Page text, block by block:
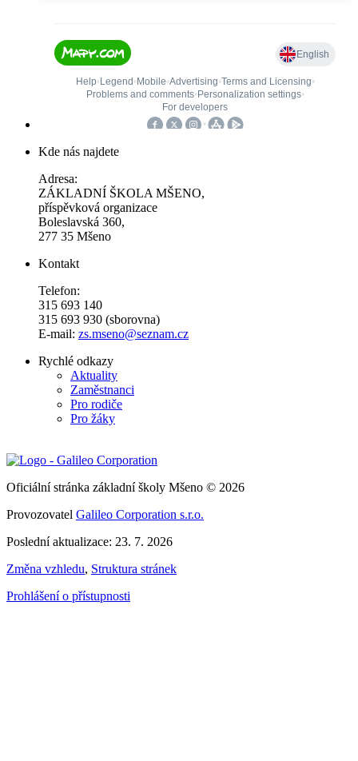
Kde nás najdete
Adresa:
ZÁKLADNÍ ŠKOLA MŠENO,
příspěvková organizace
Boleslavská 360,
277 35 Mšeno
Kontakt
Telefon:
315 693 140
315 693 930 (sborovna)
E-mail: zs.mseno@seznam.cz
Rychlé odkazy
Aktuality
Zaměstnanci
Pro rodiče
Pro žáky
Oficiální stránka základní školy Mšeno © 2026
Provozovatel Galileo Corporation s.r.o.
Poslední aktualizace: 23. 7. 2026
Změna vzhledu, Struktura stránek
Prohlášení o přístupnosti